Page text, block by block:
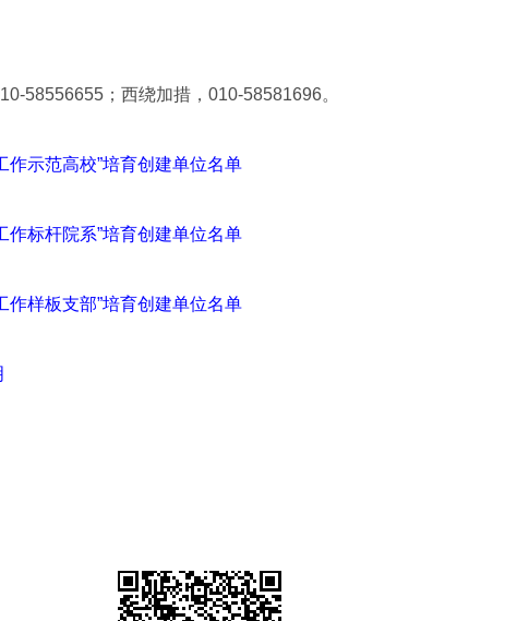
；西绕加措，010-58581696。
作示范高校”培育创建单位名单
作标杆院系”培育创建单位名单
作样板支部”培育创建单位名单